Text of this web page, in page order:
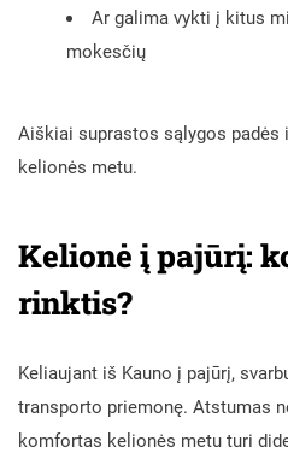
Ar galima vykti į kitus
mokesčių
Aiškiai suprastos sąlygos
kelionės metu.
Kelionė į pajūrį:
rinktis?
Keliaujant iš Kauno į pajūrį,
transporto priemonę. Atstumas
komfortas kelionės metu turi